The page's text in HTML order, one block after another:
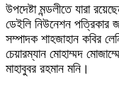
উপদেষ্টা মন্ডলীতে যারা
ডেইলি নিউনেশন পত্রিকার
সম্পাদক শাহজাহান কবির
চেয়ারম্যান মোহাম্মদ
মাহাবুবর রহমান মনি।